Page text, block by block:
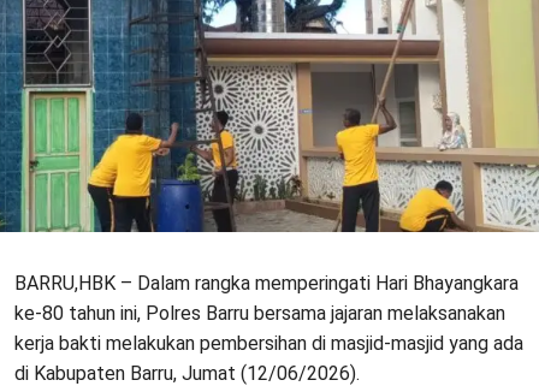
BARRU,HBK – Dalam rangka memperingati Hari Bhayangkara
ke-80 tahun ini, Polres Barru bersama jajaran melaksanakan
kerja bakti melakukan pembersihan di masjid-masjid yang ada
di Kabupaten Barru, Jumat (12/06/2026).